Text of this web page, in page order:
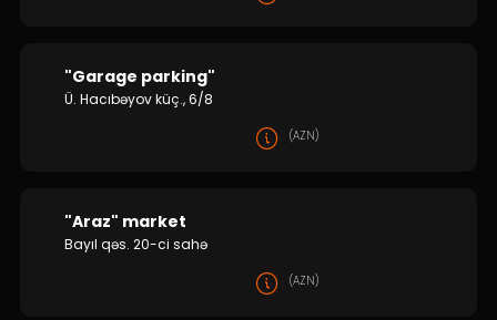
"Garage parking"
Ü. Hacıbəyov küç., 6/8
(AZN)
"Araz" market
Bayıl qəs. 20-ci sahə
(AZN)